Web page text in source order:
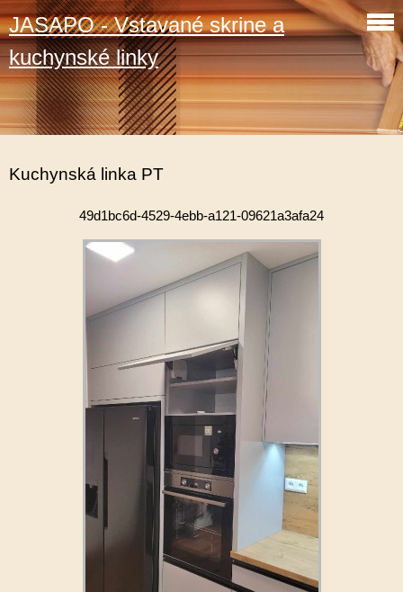
JASAPO - Vstavané skrine a
kuchynské linky
Kuchynská linka PT
49d1bc6d-4529-4ebb-a121-09621a3afa24